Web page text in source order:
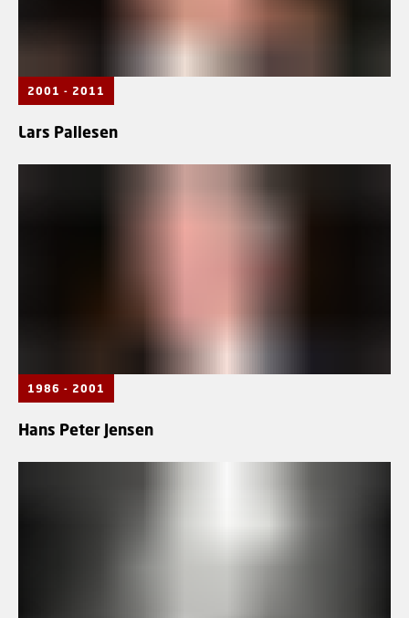
2001 - 2011
Lars Pallesen
1986 - 2001
Hans Peter Jensen